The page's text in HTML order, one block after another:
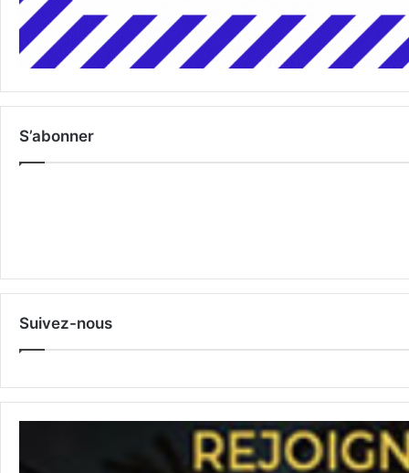
S’abonner
Suivez-nous